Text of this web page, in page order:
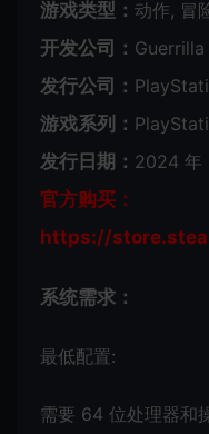
游戏类型： 动作, 冒
开发公司：
发行公司：
游戏系列：
发行日期： 2024 年
官方购买：
https://
系统需求：
最低配置:
需要 64 位处理器和